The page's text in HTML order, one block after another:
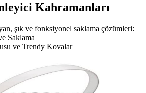
Kahramanları
şık ve fonksiyonel saklama çözümleri:
Saklama
ve Trendy Kovalar